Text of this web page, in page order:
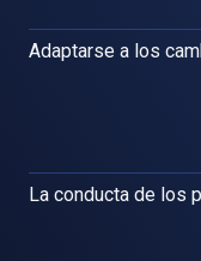
Adaptarse a los
La conducta de los